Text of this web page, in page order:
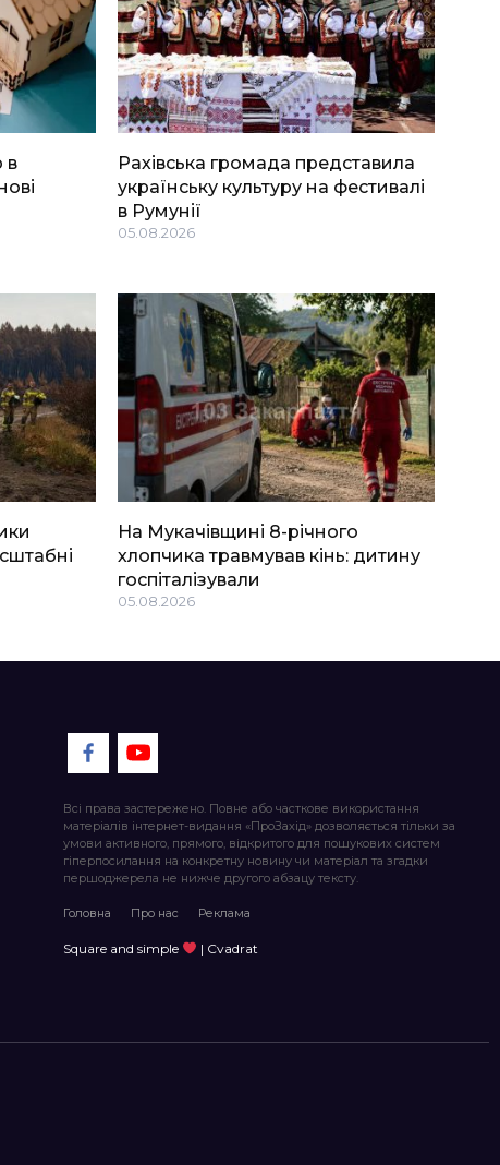
в
Рахівська громада представила
українську культуру на фестивалі
в Румунії
05.08.2026
На Мукачівщині 8-річного
хлопчика травмував кінь: дитину
госпіталізували
05.08.2026
Всі права застережено. Повне або часткове використання
матеріалів інтернет-видання «ПроЗахід» дозволяється тільки за
умови активного, прямого, відкритого для пошукових систем
гіперпосилання на конкретну новину чи матеріал та згадки
першоджерела не нижче другого абзацу тексту.
Головна Про нас Реклама
Square and simple | Cvadrat